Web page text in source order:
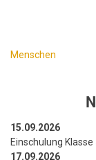
Menschen
15.09.2026
Einschulung
17.09.2026